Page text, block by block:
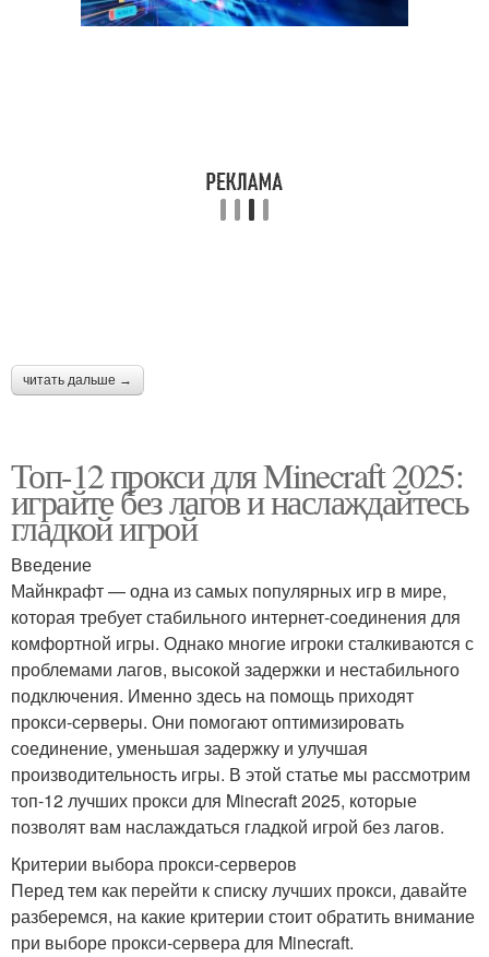
читать дальше →
Топ-12 прокси для Minecraft 2025:
играйте без лагов и наслаждайтесь
гладкой игрой
Введение
Майнкрафт — одна из самых популярных игр в мире,
которая требует стабильного интернет-соединения для
комфортной игры. Однако многие игроки сталкиваются с
проблемами лагов, высокой задержки и нестабильного
подключения. Именно здесь на помощь приходят
прокси-серверы. Они помогают оптимизировать
соединение, уменьшая задержку и улучшая
производительность игры. В этой статье мы рассмотрим
топ-12 лучших прокси для Minecraft 2025, которые
позволят вам наслаждаться гладкой игрой без лагов.
Критерии выбора прокси-серверов
Перед тем как перейти к списку лучших прокси, давайте
разберемся, на какие критерии стоит обратить внимание
при выборе прокси-сервера для Minecraft.